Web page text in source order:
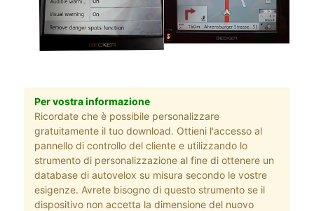
Per vostra informazione
Ricordate che è possibile personalizzare
gratuitamente il tuo download. Ottieni l'accesso al
pannello di controllo del cliente e utilizzando lo
strumento di personalizzazione al fine di ottenere un
database di autovelox su misura secondo le vostre
esigenze. Avrete bisogno di questo strumento se il
dispositivo non accetta la dimensione del nuovo